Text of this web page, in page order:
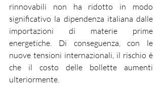
rinnovabili non ha ridotto in modo
significativo la dipendenza italiana dalle
importazioni di materie prime
energetiche. Di conseguenza, con le
nuove tensioni internazionali, il rischio è
che il costo delle bollette aumenti
ulteriormente.